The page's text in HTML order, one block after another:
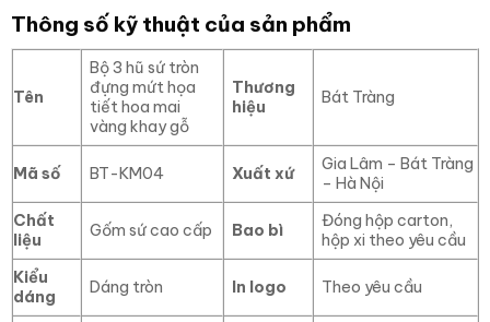
Thông số kỹ thuật của sản phẩm
Tên
Bộ 3 hũ sứ tròn
đựng mứt họa
tiết hoa mai
vàng khay gỗ
Thương
hiệu
Bát Tràng
Mã số BT-KM04 Xuất xứ
Gia Lâm – Bát Tràng
– Hà Nội
Chất
liệu
Gốm sứ cao cấp Bao bì
Đóng hộp carton,
hộp xi theo yêu cầu
Kiểu
dáng
Dáng tròn In logo Theo yêu cầu